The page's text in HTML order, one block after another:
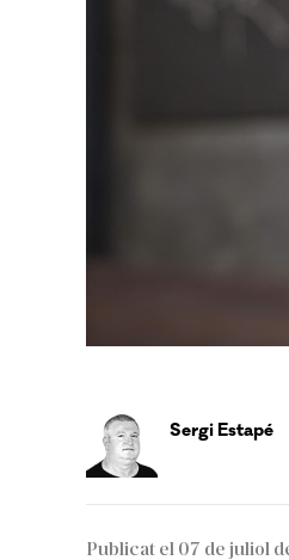
Sergi Estapé
Publicat el 07 de juliol